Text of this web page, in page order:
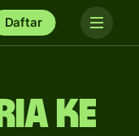
Daftar
ke